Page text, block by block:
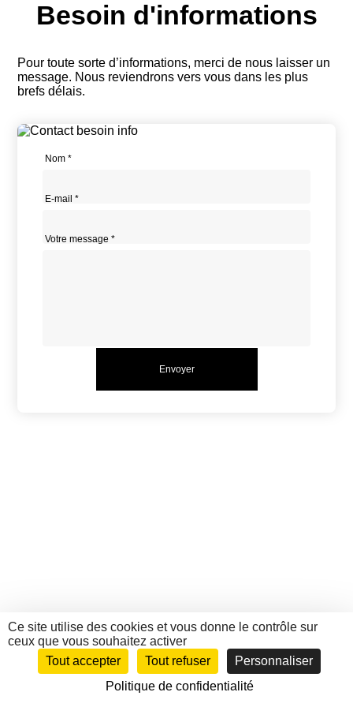
Besoin d'informations
Pour toute sorte d’informations, merci de nous laisser un
message. Nous reviendrons vers vous dans les plus
brefs délais.
Panneau de gestion des cookies
Ce site utilise des cookies et vous donne le contrôle sur
ceux que vous souhaitez activer
Tout accepter
Tout refuser
Personnaliser
Politique de confidentialité